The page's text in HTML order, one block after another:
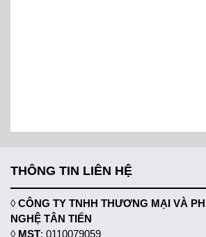
THÔNG TIN LIÊN HỆ
◊CÔNG TY TNHH THƯƠNG MẠI VÀ
NGHỆ TÂN TIẾN
◊ MST: 0110079059